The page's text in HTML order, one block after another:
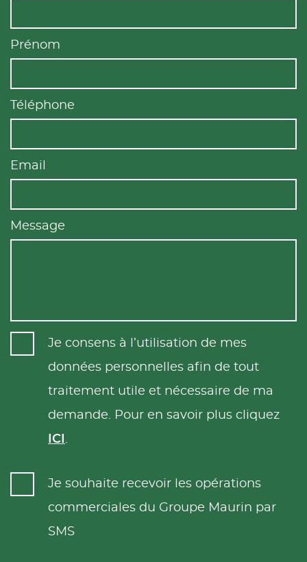
Prénom
Téléphone
Email
Message
Je consens à l’utilisation de mes
données personnelles afin de tout
traitement utile et nécessaire de ma
demande. Pour en savoir plus cliquez
ICI .
Je souhaite recevoir les opérations
commerciales du Groupe Maurin par
SMS